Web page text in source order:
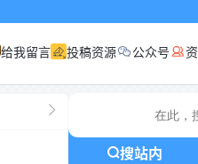
给我留言 投稿资源 公众号
搜站内